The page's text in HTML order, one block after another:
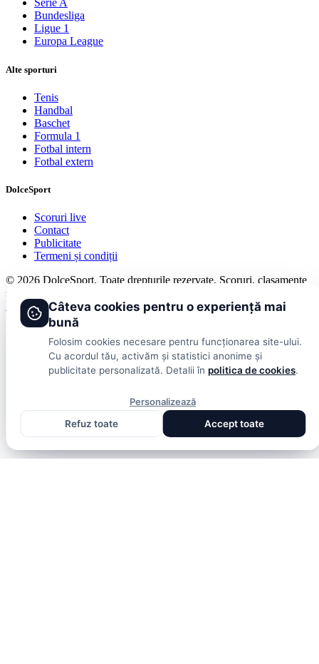
Serie A
Bundesliga
Ligue 1
Europa League
Alte sporturi
Tenis
Handbal
Baschet
Formula 1
Fotbal intern
Fotbal extern
DolceSport
Scoruri live
Contact
Publicitate
Termeni și condiții
© 2026 DolceSport. Toate drepturile rezervate. Scoruri, clasamente
și analize din toate competițiile
Fotbal intern Fotbal extern Scoruri live
Câteva cookies pentru o experiență mai
bună
Folosim cookies necesare pentru funcționarea site-ului.
Cu acordul tău, activăm și statistici anonime și
publicitate personalizată. Detalii în politica de cookies.
Personalizează
Refuz toate
Accept toate